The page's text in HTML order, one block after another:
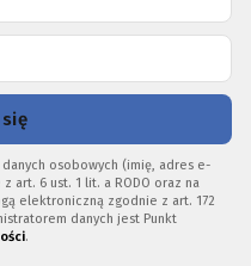
osobowych (imię, adres e-
art. 6 ust. 1 lit. a RODO oraz na
elektroniczną zgodnie z art. 172
danych jest Punkt
.